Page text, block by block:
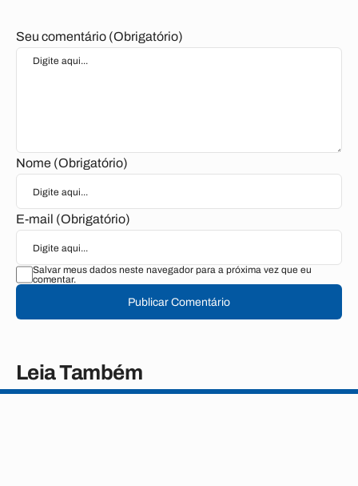
Seu comentário (Obrigatório)
Nome (Obrigatório)
E-mail (Obrigatório)
Salvar meus dados neste navegador para a próxima vez que eu
comentar.
Publicar Comentário
Leia Também